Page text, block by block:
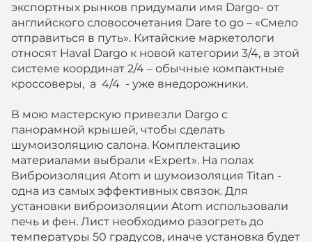
экспортных рынков придумали имя Dargo- от
английского словосочетания Dare to go – «Смело
отправиться в путь». Китайские маркетологи
относят Haval Dargo к новой категории 3/4, в этой
системе координат 2/4 – обычные компактные
кроссоверы, а 4/4 - уже внедорожники.
В мою мастерскую привезли Dargo с
панорамной крышей, чтобы сделать
шумоизоляцию салона. Комплектацию
материалами выбрали «Expert». На полах
Виброизоляция Atom и шумоизоляция Titan -
одна из самых эффективных связок. Для
установки виброизоляции Atom использовали
печь и фен. Лист необходимо разогреть до
температуры 50 градусов, иначе установка будет